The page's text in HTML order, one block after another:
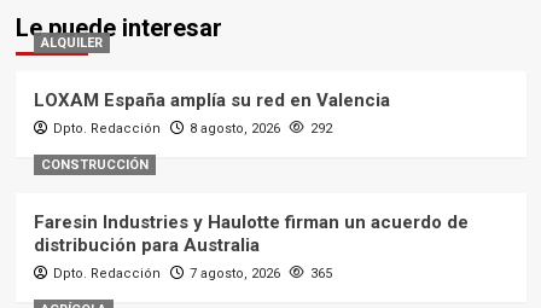
Le puede interesar
ALQUILER
LOXAM España amplía su red en Valencia
Dpto. Redacción 8 agosto, 2026 292
CONSTRUCCIÓN
Faresin Industries y Haulotte firman un acuerdo de
distribución para Australia
Dpto. Redacción 7 agosto, 2026 365